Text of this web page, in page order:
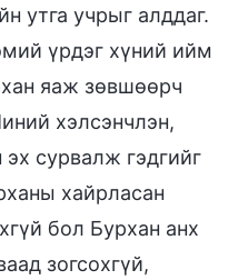
утга учрыг алддаг.
үрдэг хүний ийм
яаж зөвшөөрч
хэлсэнчлэн,
сурвалж гэдгийг
хайрласан
бол Бурхан анх
зогсохгүй,